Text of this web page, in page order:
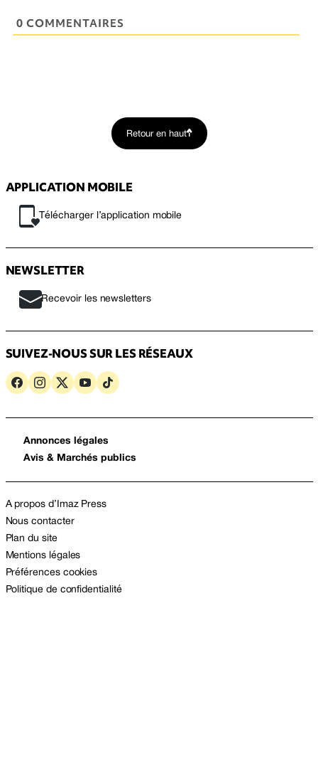
0 COMMENTAIRES
Retour en haut
APPLICATION MOBILE
Télécharger l’application mobile
NEWSLETTER
Recevoir les newsletters
SUIVEZ-NOUS SUR LES RÉSEAUX
Annonces légales
Avis & Marchés publics
A propos d’Imaz Press
Nous contacter
Plan du site
Mentions légales
Préférences cookies
Politique de confidentialité